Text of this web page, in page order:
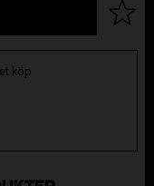
Lägg
köp